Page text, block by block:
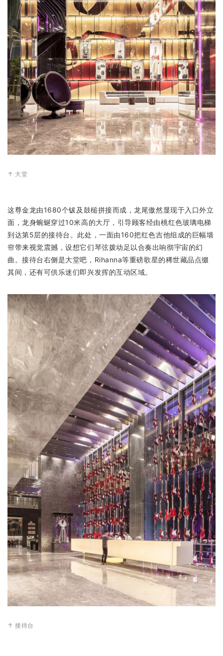
↑ 大堂
这尊金龙由1680个钹及鼓槌拼接而成，龙尾傲然显现于入口外立
面，龙身蜿蜒穿过10米高的大厅，引导顾客经由桃红色玻璃电梯
到达第5层的接待台。此处，一面由160把红色吉他组成的巨幅墙
帘带来视觉震撼，设想它们琴弦拨动足以合奏出响彻宇宙的幻
曲。接待台右侧是大堂吧，Rihanna等重磅歌星的稀世藏品点缀
其间，还有可供乐迷们即兴发挥的互动区域。
↑ 接待台